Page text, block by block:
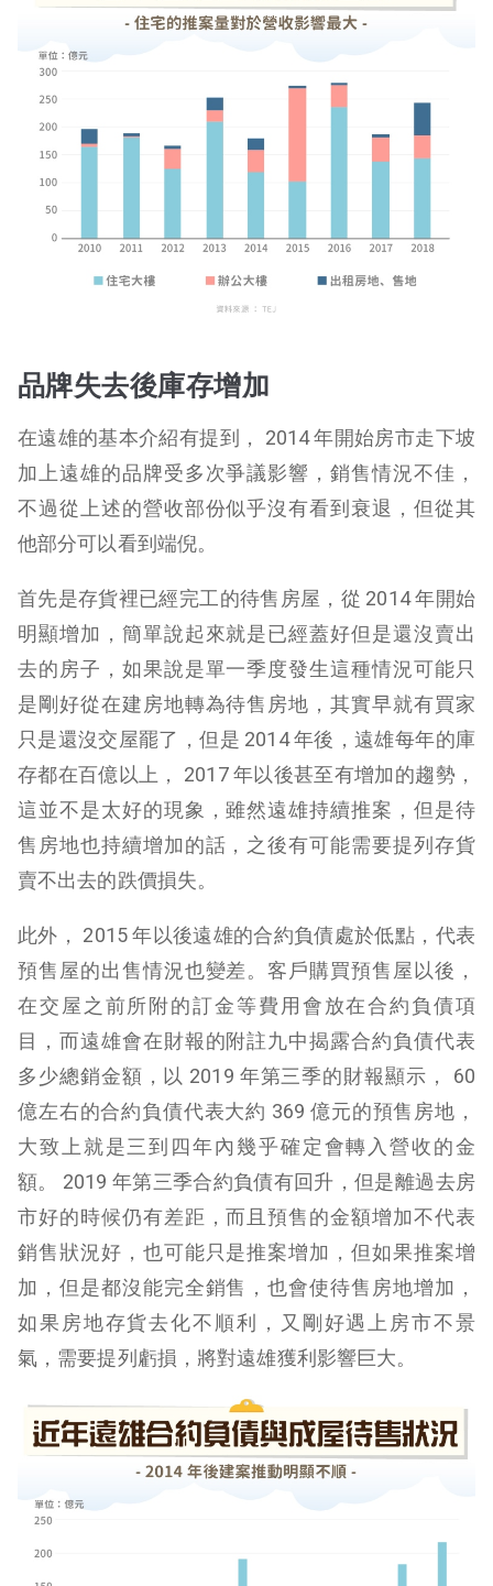
品牌失去後庫存增加
在遠雄的基本介紹有提到， 2014 年開始房市走下坡
加上遠雄的品牌受多次爭議影響，銷售情況不佳，
不過從上述的營收部份似乎沒有看到衰退，但從其
他部分可以看到端倪。
首先是存貨裡已經完工的待售房屋，從 2014 年開始
明顯增加，簡單說起來就是已經蓋好但是還沒賣出
去的房子，如果說是單一季度發生這種情況可能只
是剛好從在建房地轉為待售房地，其實早就有買家
只是還沒交屋罷了，但是 2014 年後，遠雄每年的庫
存都在百億以上， 2017 年以後甚至有增加的趨勢，
這並不是太好的現象，雖然遠雄持續推案，但是待
售房地也持續增加的話，之後有可能需要提列存貨
賣不出去的跌價損失。
此外， 2015 年以後遠雄的合約負債處於低點，代表
預售屋的出售情況也變差。客戶購買預售屋以後，
在交屋之前所附的訂金等費用會放在合約負債項
目，而遠雄會在財報的附註九中揭露合約負債代表
多少總銷金額，以 2019 年第三季的財報顯示， 60
億左右的合約負債代表大約 369 億元的預售房地，
大致上就是三到四年內幾乎確定會轉入營收的金
額。 2019 年第三季合約負債有回升，但是離過去房
市好的時候仍有差距，而且預售的金額增加不代表
銷售狀況好，也可能只是推案增加，但如果推案增
加，但是都沒能完全銷售，也會使待售房地增加，
如果房地存貨去化不順利，又剛好遇上房市不景
氣，需要提列虧損，將對遠雄獲利影響巨大。